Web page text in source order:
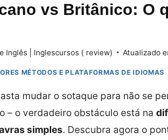
vs Britânico: O
Inglês | Inglescursos ( review) Atualizado
MÉTODOS E PLATAFORMAS DE IDIOMAS
mudar o sotaque para não se
– o verdadeiro obstáculo está na
simples. Descubra agora o